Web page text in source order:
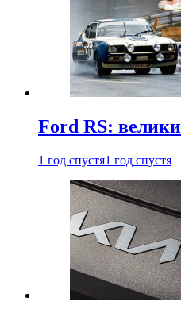
Ford RS:
1 год спустя1 год спустя